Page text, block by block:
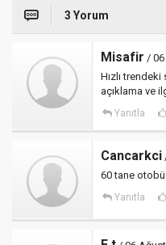
3 Yorum
Misafir / 06
Hızlı trendeki
açıklama ve
Yanıtla
Cancarkci
60 tane
Yanıtla